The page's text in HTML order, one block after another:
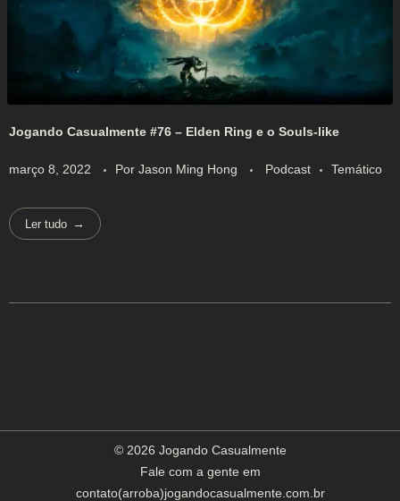
Jogando Casualmente #76 – Elden Ring e o Souls-like
março 8, 2022 Por Jason Ming Hong Podcast Temático
Ler tudo
© 2026 Jogando Casualmente
Fale com a gente em
contato(arroba)jogandocasualmente.com.br